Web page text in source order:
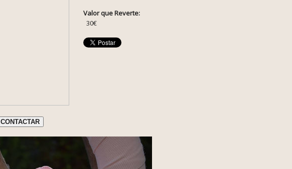
Valor que Reverte:
30€
CONTACTAR